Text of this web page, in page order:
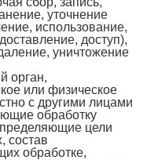
уточнение
использование,
доступ),
уничтожение
орган,
или физическое
с другими лицами
обработку
цели
состав
обработке,